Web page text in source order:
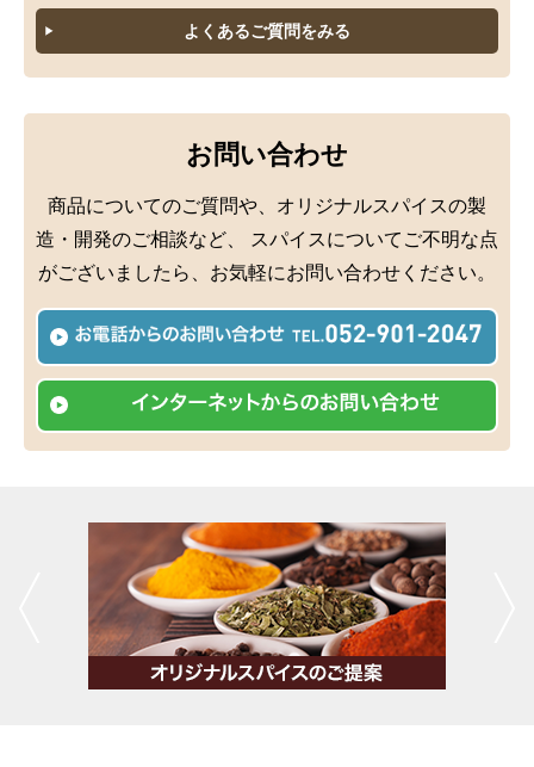
液体・ペースト
ミックススパイス
よくあるご質問をみる
お問い合わせ
商品についてのご質問や、オリジナルスパイスの製
造・開発のご相談など、
スパイスについてご不明な点
がございましたら、お気軽にお問い合わせください。